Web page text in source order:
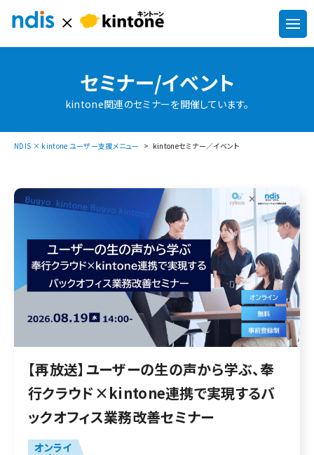
セミナー/イベント
kintone関連のセミナーを開催しています。
NDIS × kintone ユーザー支援メニュー kintoneセミナー／イベント
【再放送】ユーザーの生の声から学ぶ、奉
行クラウド×kintone連携で実現するバ
ックオフィス業務改善セミナー
オンライ